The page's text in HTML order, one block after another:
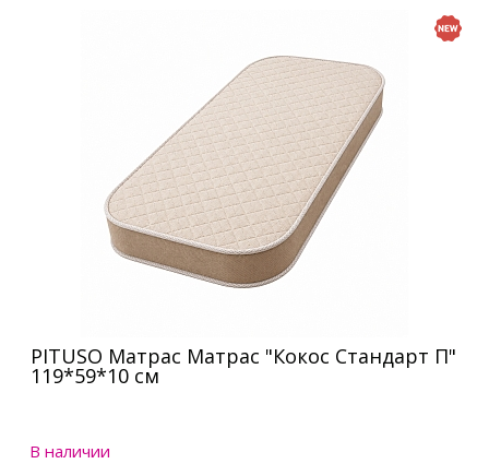
PITUSO Матрас Матрас "Кокос Стандарт П"
119*59*10 см
В наличии